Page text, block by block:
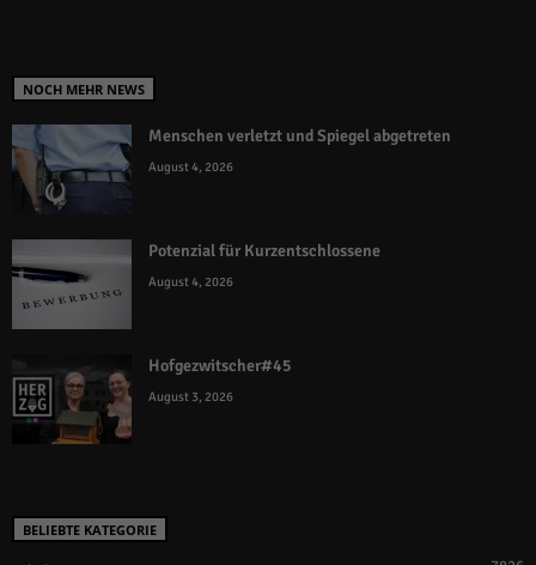
NOCH MEHR NEWS
Menschen verletzt und Spiegel abgetreten
August 4, 2026
Potenzial für Kurzentschlossene
August 4, 2026
Hofgezwitscher#45
August 3, 2026
BELIEBTE KATEGORIE